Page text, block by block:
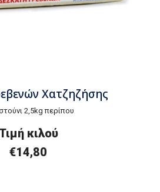
Χατζηζήσης
2,5kg περίπου
Τιμή κιλού
€14,80